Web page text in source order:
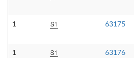
1 S1 63175
1 S1 63176